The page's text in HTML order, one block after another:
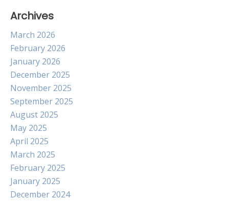
Archives
March 2026
February 2026
January 2026
December 2025
November 2025
September 2025
August 2025
May 2025
April 2025
March 2025
February 2025
January 2025
December 2024